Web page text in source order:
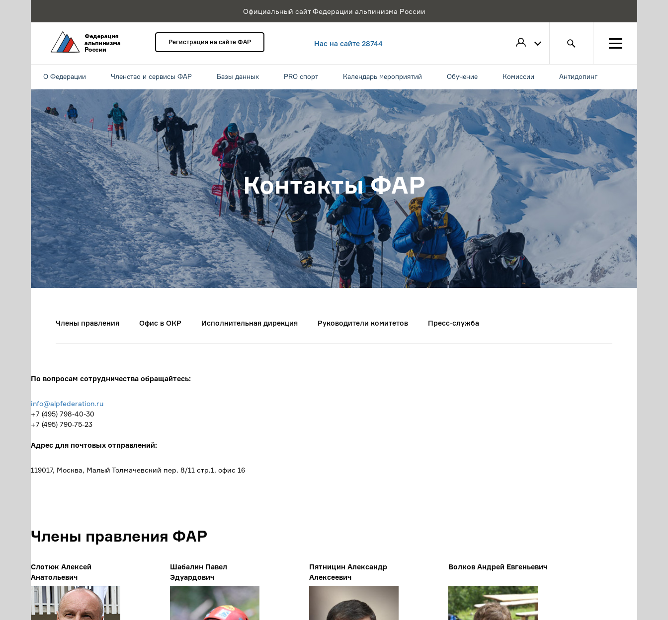
Официальный сайт Федерации альпинизма России
Регистрация на сайте ФАР Нас на сайте 28744
О Федерации Членство и сервисы ФАР Базы данных PRO спорт Календарь мероприятий Обучение Комиссии Антидопинг
Контакты ФАР
Члены правления Офис в ОКР Исполнительная дирекция Руководители комитетов Пресс-служба
По вопросам сотрудничества обращайтесь:
info@alpfederation.ru
+7 (495) 798-40-30
+7 (495) 790-75-23
Адрес для почтовых отправлений:
119017, Москва, Малый Толмачевский пер. 8/11 стр.1, офис 16
Члены правления ФАР
Слотюк Алексей
Анатольевич
Шабалин Павел
Эдуардович
Пятницин Александр
Алексеевич
Волков Андрей Евгеньевич